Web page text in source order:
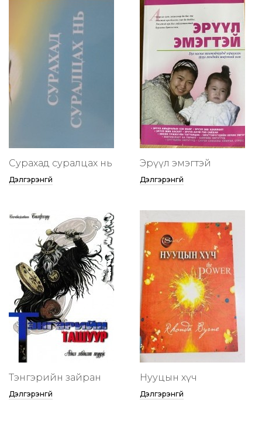
Сурахад суралцах нь
Дэлгэрэнгүй
Эрүүл эмэгтэй
Дэлгэрэнгүй
Тэнгэрийн зайран
Дэлгэрэнгүй
Нууцын хүч
Дэлгэрэнгүй